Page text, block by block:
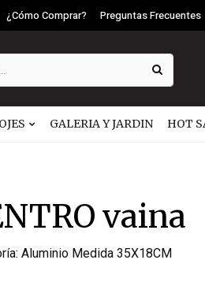
¿Cómo Comprar? Preguntas Frecuentes
GALERIA Y JARDIN HOT
vaina
Aluminio Medida 35X18CM